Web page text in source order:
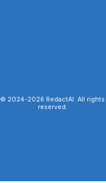
© 2024-2026 RedactAI. All rights
reserved.